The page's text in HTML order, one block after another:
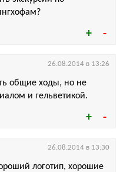
общие ходы, но не
и гельветикой.
26.08.2014 в 13:26
логотип, хорошие
26.08.2014 в 13:30